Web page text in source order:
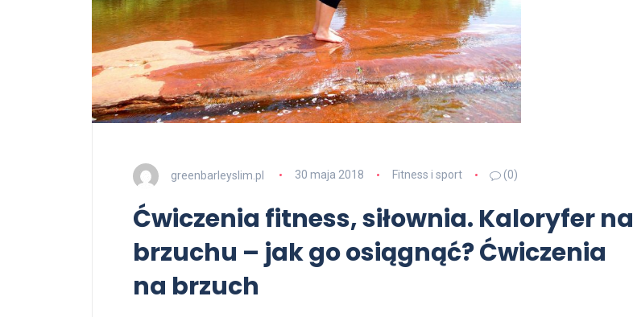
greenbarleyslim.pl 30 maja 2018 Fitness i sport (0)
Ćwiczenia fitness, siłownia. Kaloryfer na
brzuchu – jak go osiągnąć? Ćwiczenia
na brzuch